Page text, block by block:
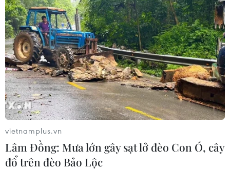
vietnamplus.vn
Lâm Đồng: Mưa lớn gây sạt lở đèo Con Ó, cây
đổ trên đèo Bảo Lộc